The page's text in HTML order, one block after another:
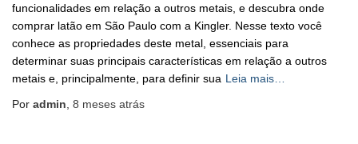
funcionalidades em relação a outros metais, e descubra onde
comprar latão em São Paulo com a Kingler. Nesse texto você
conhece as propriedades deste metal, essenciais para
determinar suas principais características em relação a outros
metais e, principalmente, para definir sua Leia mais…
Por admin 8 meses atrás